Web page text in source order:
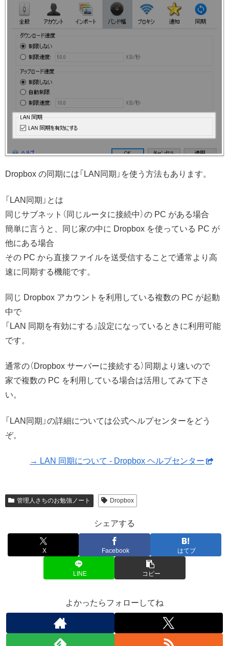
Dropbox の同期には「LAN同期」を使う方法もあります。
「LAN同期」とは
同じサブネット（同じルータに接続中）の PC がある場合
簡単に言うと、同じ家の中に Dropbox を使っている PC が
他にある場合
その PC から直接ファイルを送受信することで通常より高
速に同期する機能です。
同じ Dropbox アカウントを利用している複数の PC が起動
中で
「LAN 同期を有効にする」設定になっているときに利用可能
です。
通常の（Dropbox サーバーに接続する）同期より速いので
家で複数の PC を利用している場合は活用してみて下さ
い。
「LAN同期」の詳細については公式ヘルプセンターをどう
ぞ。
→ LAN 同期について - Dropbox ヘルプセンター
管理人さちのお勉強ノート Dropbox
シェアする
X Facebook はてブ
LINE コピー
よかったらフォローしてね